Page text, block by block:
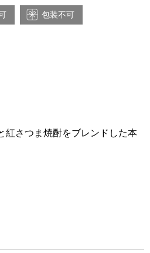
包装不可
紅さつま焼酎をブレンドした本